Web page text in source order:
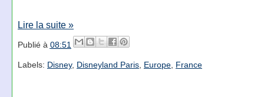
Lire la suite »
Publié à 08:51
Labels: Disney, Disneyland Paris, Europe, France